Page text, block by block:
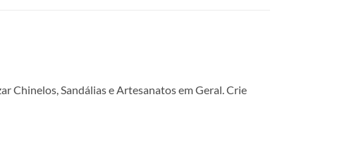
Chinelos, Sandálias e Artesanatos em Geral. Crie